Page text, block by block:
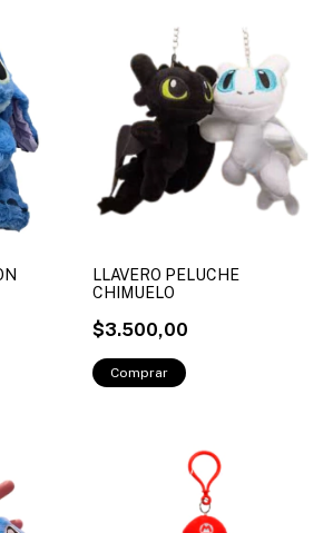
LLAVERO PELUCHE
CHIMUELO
$3.500,00